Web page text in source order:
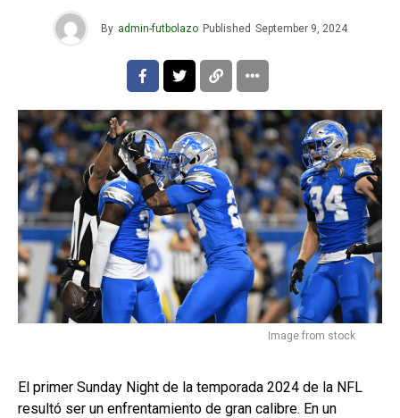
By admin-futbolazo Published September 9, 2024
Image from stock
El primer Sunday Night de la temporada 2024 de la NFL
resultó ser un enfrentamiento de gran calibre. En un